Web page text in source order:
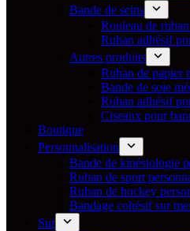
Bande de seins
Rouleau de
Ruban adhésif
Autres produits
Ruban de papier
Bande de soie
Ruban adhésif
Ciseaux pour
Boutique
Personnalisation
Bande de kinésiologie
Ruban de sport
Ruban de hockey
Bandage cohésif sur
Sur